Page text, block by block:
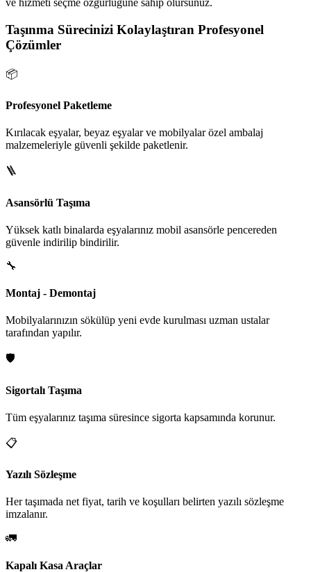
ve hizmeti seçme özgürlüğüne sahip olursunuz.
Taşınma Sürecinizi Kolaylaştıran Profesyonel
Çözümler
📦
Profesyonel Paketleme
Kırılacak eşyalar, beyaz eşyalar ve mobilyalar özel ambalaj
malzemeleriyle güvenli şekilde paketlenir.
🪜
Asansörlü Taşıma
Yüksek katlı binalarda eşyalarınız mobil asansörle pencereden
güvenle indirilip bindirilir.
🔧
Montaj - Demontaj
Mobilyalarınızın sökülüp yeni evde kurulması uzman ustalar
tarafından yapılır.
🛡️
Sigortalı Taşıma
Tüm eşyalarınız taşıma süresince sigorta kapsamında korunur.
📋
Yazılı Sözleşme
Her taşımada net fiyat, tarih ve koşulları belirten yazılı sözleşme
imzalanır.
🚛
Kapalı Kasa Araçlar